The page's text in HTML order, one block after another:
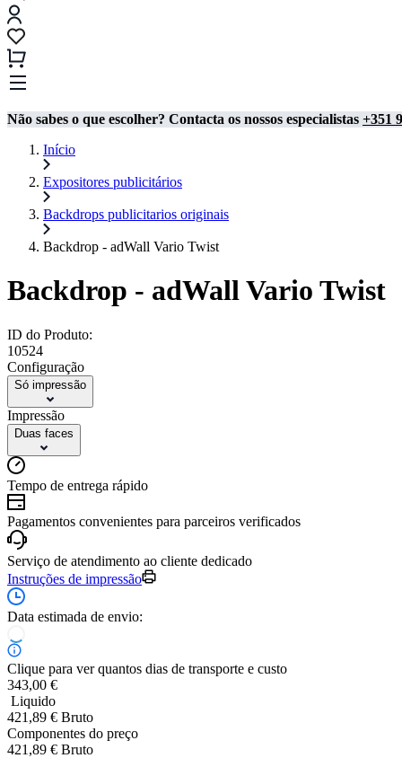
Não sabes o que escolher? Contacta os nossos especialistas +351
Início
Expositores publicitários
Backdrops publicitarios originais
Backdrop - adWall Vario Twist
Backdrop - adWall Vario Twist
ID do Produto:
10524
Configuração
Só impressão
Impressão
Duas faces
Tempo de entrega rápido
Pagamentos convenientes para parceiros verificados
Serviço de atendimento ao cliente dedicado
Instruções de impressão
Data estimada de envio:
Clique para ver quantos dias de transporte e custo
343,00 €
Liquido
421,89 € Bruto
Componentes do preço
421,89 € Bruto